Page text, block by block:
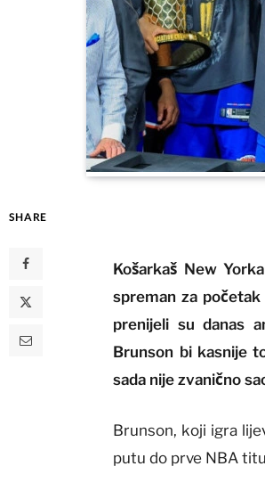
SHARE
Košarkaš New
spreman za
prenijeli su danas
Brunson bi kasnije
sada nije zvanično
Brunson, koji igra
putu do prve NBA